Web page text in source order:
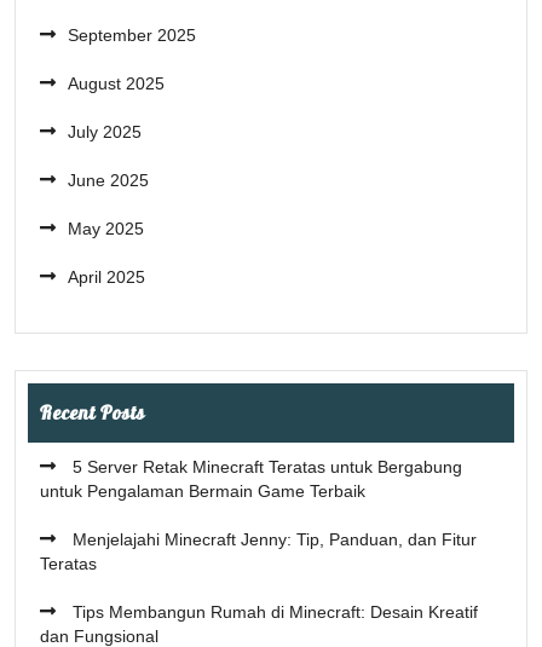
September 2025
August 2025
July 2025
June 2025
May 2025
April 2025
Recent Posts
5 Server Retak Minecraft Teratas untuk Bergabung
untuk Pengalaman Bermain Game Terbaik
Menjelajahi Minecraft Jenny: Tip, Panduan, dan Fitur
Teratas
Tips Membangun Rumah di Minecraft: Desain Kreatif
dan Fungsional